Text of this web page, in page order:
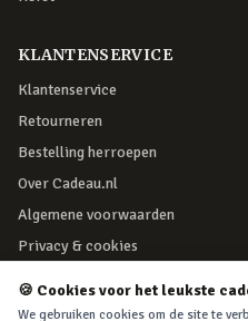
KLANTENSERVICE
Klantenservice
Retourneren
Bestelling herroepen
Over Cadeau.nl
Algemene voorwaarden
Privacy & cookies
VEILIG BETALEN
🍪 Cookies voor het leukste
We gebruiken cookies om de site te